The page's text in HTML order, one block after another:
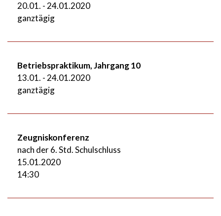
20.01. - 24.01.2020
ganztägig
Betriebspraktikum, Jahrgang 10
13.01. - 24.01.2020
ganztägig
Zeugniskonferenz
nach der 6. Std. Schulschluss
15.01.2020
14:30